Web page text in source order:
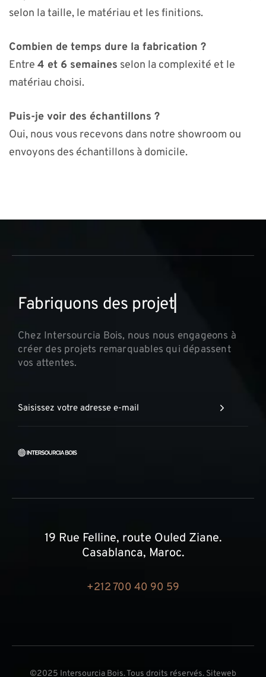
selon la taille, le matériau et les finitions.
Combien de temps dure la fabrication ?
Entre 4 et 6 semaines selon la complexité et le
matériau choisi.
Puis-je voir des échantillons ?
Oui, nous vous recevons dans notre showroom ou
envoyons des échantillons à domicile.
Fabriquons des projet
Chez Intersourcia Bois, nous nous engageons à
créer des projets remarquables qui dépassent
vos attentes.
19 Rue Felline, route Ouled Ziane.
Casablanca, Maroc.
+212 700 40 90 59
©2025 Intersourcia Bois. Tous droits réservés. Siteweb